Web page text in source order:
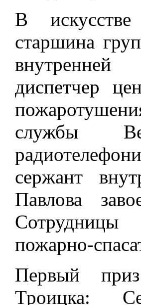
В
старшина
диспетчер
службы
сержант
Павлова
Сотрудницы
пожарно-
Первый
Троицка: